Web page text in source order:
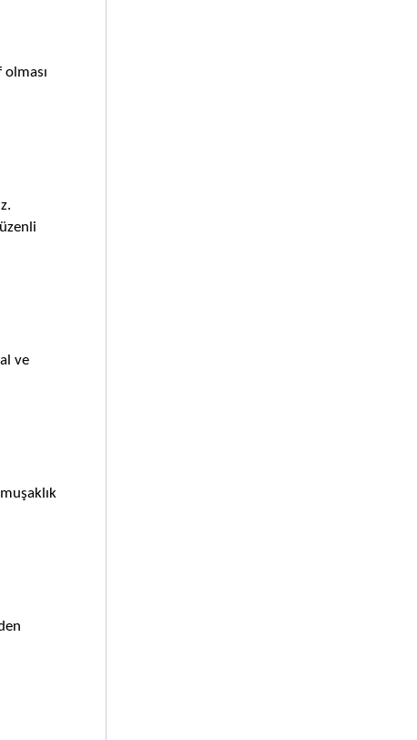
ve